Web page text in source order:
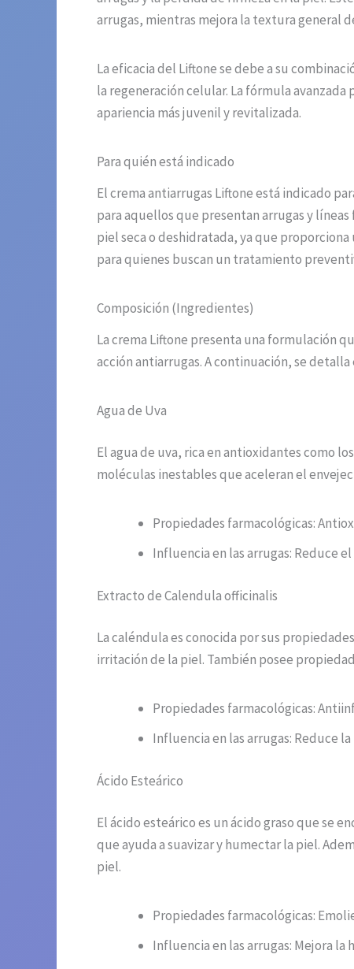
arrugas, mientras mejora la textura general
La eficacia del Liftone se debe a su
la regeneración celular. La fórmula
apariencia más juvenil y revitalizada.
Para quién está indicado
El crema antiarrugas Liftone está indicado
para aquellos que presentan arrugas y
piel seca o deshidratada, ya que
para quienes buscan un tratamiento
Composición (Ingredientes)
La crema Liftone presenta una formulación
acción antiarrugas. A continuación, se
Agua de Uva
El agua de uva, rica en antioxidantes como
moléculas inestables que aceleran el
Propiedades farmacológicas:
Influencia en las arrugas: Reduce
Extracto de Calendula officinalis
La caléndula es conocida por sus
irritación de la piel. También posee
Propiedades farmacológicas:
Influencia en las arrugas: Reduce
Ácido Esteárico
El ácido esteárico es un ácido graso que se
que ayuda a suavizar y humectar la piel.
piel.
Propiedades farmacológicas:
Influencia en las arrugas: Mejora